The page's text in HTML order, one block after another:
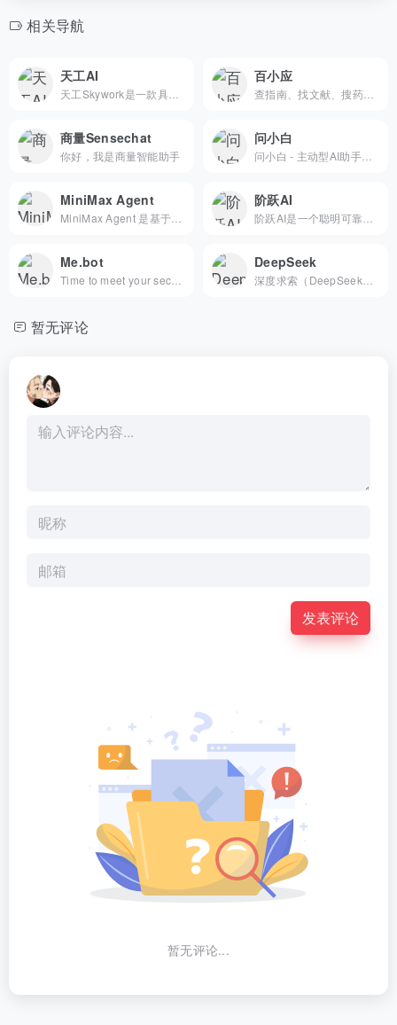
相关导航
天工AI 百小应
商量Sensechat
你好，我是商量智能助手
问小白
问小白 - 主动型AI助手，探索世界的AI搭子。顶级大模型免费使用，Deepseek R1/V3/V3.1、问小白5对标Openai-GPT5，支持AI联网搜索、AI学术搜索，Deep Research，AI图片编辑和生成，AI 智能体情感陪伴
MiniMax Agent 阶跃AI
Me.bot DeepSeek
暂无评论
发表评论
暂无评论...